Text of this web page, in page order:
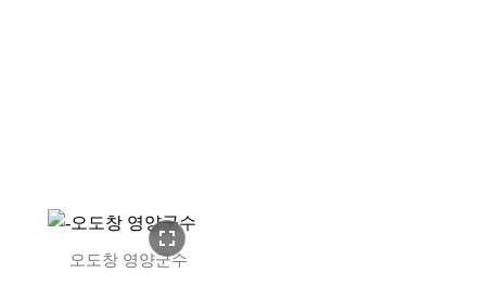
fullscreen
오도창 영양군수